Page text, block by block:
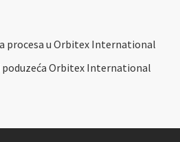
procesa u Orbitex International
Orbitex International